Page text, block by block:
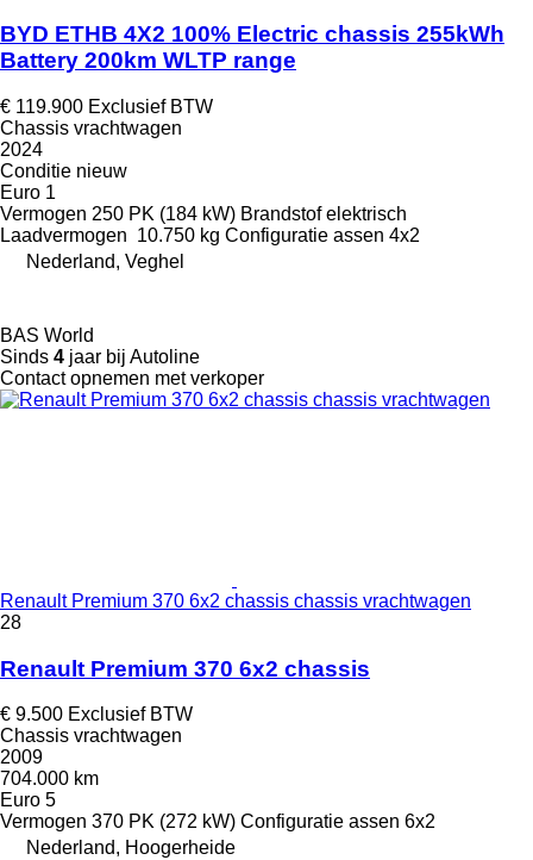
BYD ETHB 4X2 100% Electric chassis 255kWh
Battery 200km WLTP range
€ 119.900 Exclusief BTW
Chassis vrachtwagen
2024
Conditie nieuw
Euro 1
Vermogen 250 PK (184 kW) Brandstof elektrisch
Laadvermogen 10.750 kg Configuratie assen 4x2
Nederland, Veghel
BAS World
Sinds 4 jaar bij Autoline
Contact opnemen met verkoper
Renault Premium 370 6x2 chassis chassis vrachtwagen
28
Renault Premium 370 6x2 chassis
€ 9.500 Exclusief BTW
Chassis vrachtwagen
2009
704.000 km
Euro 5
Vermogen 370 PK (272 kW) Configuratie assen 6x2
Nederland, Hoogerheide